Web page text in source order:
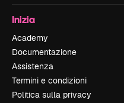
Inizia
Academy
Documentazione
Assistenza
Termini e condizioni
Politica sulla privacy